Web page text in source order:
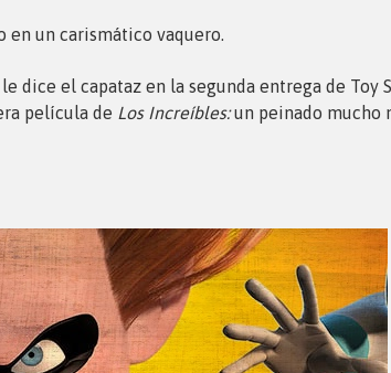
un carismático vaquero.
dice el capataz en la segunda entrega de
película de Los Increíbles:un peinado mucho